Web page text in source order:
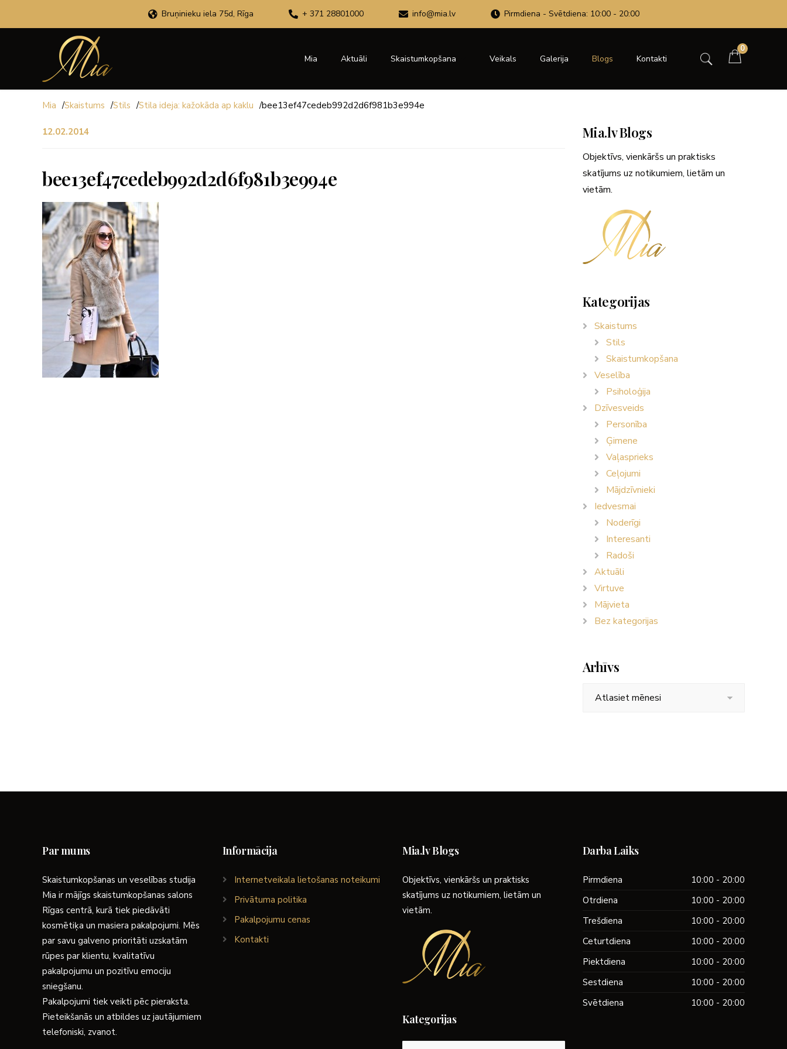
Bruņinieku iela 75d, Rīga + 371 28801000 info@mia.lv Pirmdiena - Svētdiena: 10:00 - 20:00
Mia Aktuāli Skaistumkopšana Veikals Galerija Blogs Kontakti
0
Mia /Skaistums /Stils /Stila ideja: kažokāda ap kaklu /bee13ef47cedeb992d2d6f981b3e994e
12.02.2014
bee13ef47cedeb992d2d6f981b3e994e
Mia.lv Blogs
Objektīvs, vienkāršs un praktisks
skatījums uz notikumiem, lietām un
vietām.
Kategorijas
Skaistums
Stils
Skaistumkopšana
Veselība
Psiholoģija
Dzīvesveids
Personība
Ģimene
Vaļasprieks
Ceļojumi
Mājdzīvnieki
Iedvesmai
Noderīgi
Interesanti
Radoši
Aktuāli
Virtuve
Mājvieta
Bez kategorijas
Arhīvs
Par mums
Skaistumkopšanas un veselības studija
Mia ir mājīgs skaistumkopšanas salons
Rīgas centrā, kurā tiek piedāvāti
kosmētiķa un masiera pakalpojumi. Mēs
par savu galveno prioritāti uzskatām
rūpes par klientu, kvalitatīvu
pakalpojumu un pozitīvu emociju
sniegšanu.
Pakalpojumi tiek veikti pēc pieraksta.
Pieteikšanās un atbildes uz jautājumiem
telefoniski, zvanot.
Informācija
Internetveikala lietošanas noteikumi
Privātuma politika
Pakalpojumu cenas
Kontakti
Mia.lv Blogs
Objektīvs, vienkāršs un praktisks
skatījums uz notikumiem, lietām un
vietām.
Kategorijas
Darba Laiks
Pirmdiena
10:00 - 20:00
Otrdiena
10:00 - 20:00
Trešdiena
10:00 - 20:00
Ceturtdiena
10:00 - 20:00
Piektdiena
10:00 - 20:00
Sestdiena
10:00 - 20:00
Svētdiena
10:00 - 20:00